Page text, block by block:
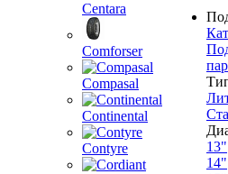
Centara
Comforser
Compasal
Continental
Contyre
13"
14"